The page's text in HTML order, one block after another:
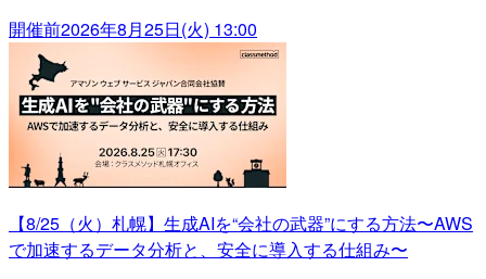
開催前2026年8月25日(火) 13:00
【8/25（火）札幌】生成AIを“会社の武器”にする方法〜AWS
で加速するデータ分析と、安全に導入する仕組み〜